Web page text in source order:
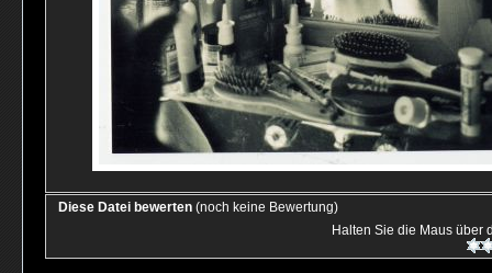
Diese Datei bewerten (noch keine Bewertung)
Halten Sie die Maus über